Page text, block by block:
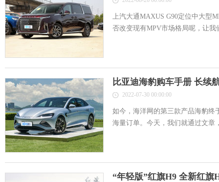
上汽大通MAXUS G90定位中大型
否改变现有MPV市场格局呢，让
比亚迪海豹购车手册 长续
2022-07-30 00:00:00
如今，海洋网的第三款产品海豹终
海量订单。今天，我们就通过文章
“年轻版”红旗H9 全新红旗